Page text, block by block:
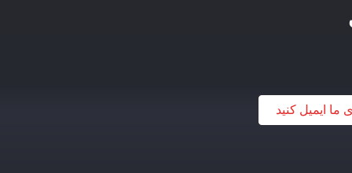
ما ایمیل کنید